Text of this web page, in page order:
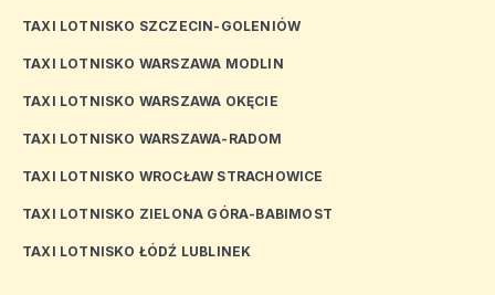
TAXI LOTNISKO SZCZECIN-GOLENIÓW
TAXI LOTNISKO WARSZAWA MODLIN
TAXI LOTNISKO WARSZAWA OKĘCIE
TAXI LOTNISKO WARSZAWA-RADOM
TAXI LOTNISKO WROCŁAW STRACHOWICE
TAXI LOTNISKO ZIELONA GÓRA-BABIMOST
TAXI LOTNISKO ŁÓDŹ LUBLINEK